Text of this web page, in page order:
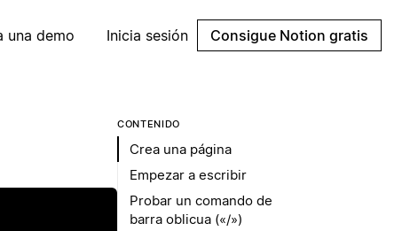
una demo Inicia sesión Consigue Notion gratis
CONTENIDO
Crea una página
Empezar a escribir
Probar un comando de
barra oblicua («/»)